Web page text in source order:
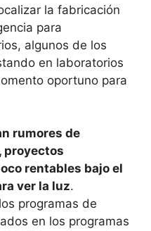
la fabricación
para
algunos de los
en laboratorios
oportuno para
rumores de
proyectos
rentables bajo el
ver la luz.
programas de
en los programas